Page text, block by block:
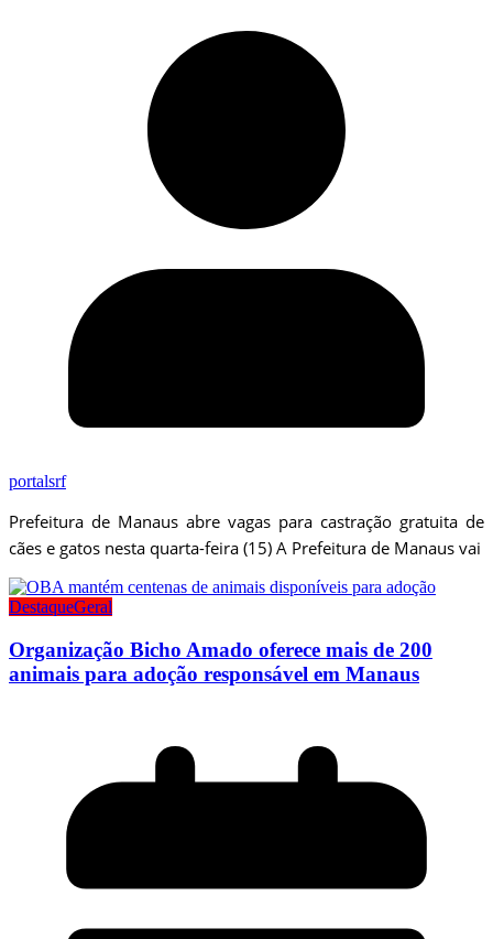
portalsrf
Prefeitura de Manaus abre vagas para castração gratuita de
cães e gatos nesta quarta-feira (15) A Prefeitura de Manaus vai
DestaqueGeral
Organização Bicho Amado oferece mais de 200
animais para adoção responsável em Manaus